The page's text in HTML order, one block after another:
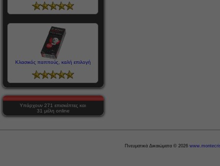
Κλασικός παππούς, καλή επιλογή
Υπάρχουν 271 επισκέπτες και
31 μέλη online
Πνευματικά Δικαιώματα © 2026